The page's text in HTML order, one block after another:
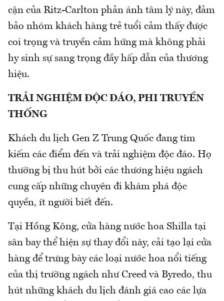
cận của Ritz-Carlton phản ánh tâm lý này, đảm
bảo nhóm khách hàng trẻ tuổi cảm thấy được
coi trọng và truyền cảm hứng mà không phải
hy sinh sự sang trọng đầy hấp dẫn của thương
hiệu.
TRẢI NGHIỆM ĐỘC ĐÁO, PHI TRUYỀN
THỐNG
Khách du lịch Gen Z Trung Quốc đang tìm
kiếm các điểm đến và trải nghiệm độc đáo. Họ
thường bị thu hút bởi các thương hiệu ngách
cung cấp những chuyên đi khám phá độc
quyền, ít người biết đến.
Tại Hồng Kông, cửa hàng nước hoa Shilla tại
sân bay thể hiện sự thay đổi này, cải tạo lại cửa
hàng để trưng bày các loại nước hoa nổi tiếng
của thị trường ngách như Creed và Byredo, thu
hút những khách du lịch đánh giá cao các lựa